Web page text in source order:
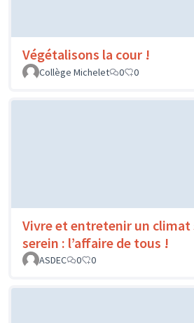
Végétalisons la cour !
Collège Michelet
0 0
Vivre et entretenir un climat
serein : l’affaire de tous !
ASDEC
0 0